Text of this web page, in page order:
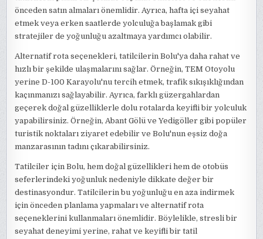
önceden satın almaları önemlidir. Ayrıca, hafta içi seyahat
etmek veya erken saatlerde yolculuğa başlamak gibi
stratejiler de yoğunluğu azaltmaya yardımcı olabilir.
Alternatif rota seçenekleri, tatilcilerin Bolu'ya daha rahat ve
hızlı bir şekilde ulaşmalarını sağlar. Örneğin, TEM Otoyolu
yerine D-100 Karayolu'nu tercih etmek, trafik sıkışıklığından
kaçınmanızı sağlayabilir. Ayrıca, farklı güzergahlardan
geçerek doğal güzelliklerle dolu rotalarda keyifli bir yolculuk
yapabilirsiniz. Örneğin, Abant Gölü ve Yedigöller gibi popüler
turistik noktaları ziyaret edebilir ve Bolu'nun eşsiz doğa
manzarasının tadını çıkarabilirsiniz.
Tatilciler için Bolu, hem doğal güzellikleri hem de otobüs
seferlerindeki yoğunluk nedeniyle dikkate değer bir
destinasyondur. Tatilcilerin bu yoğunluğu en aza indirmek
için önceden planlama yapmaları ve alternatif rota
seçeneklerini kullanmaları önemlidir. Böylelikle, stresli bir
seyahat deneyimi yerine, rahat ve keyifli bir tatil